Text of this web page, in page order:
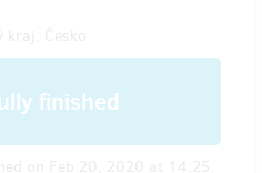
finished